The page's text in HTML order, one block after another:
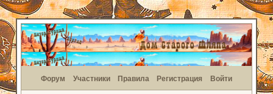
Форум Участники Правила Регистрация Войти